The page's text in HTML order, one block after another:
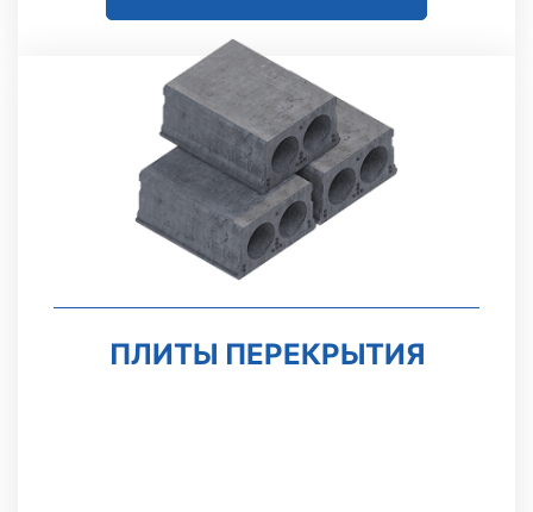
ПЛИТЫ ПЕРЕКРЫТИЯ